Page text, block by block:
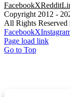
FacebookXReddit
Copyright 2012 -
All Rights Reserved
FacebookX
Page load link
Go to Top